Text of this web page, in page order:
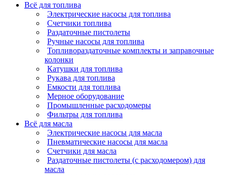
Всё для топлива
Электрические насосы для топлива
Счетчики топлива
Раздаточные пистолеты
Ручные насосы для топлива
Топливораздаточные комплекты и заправочные
колонки
Катушки для топлива
Рукава для топлива
Емкости для топлива
Мерное оборудование
Промышленные расходомеры
Фильтры для топлива
Всё для масла
Электрические насосы для масла
Пневматические насосы для масла
Счетчики для масла
Раздаточные пистолеты (с расходомером) для
масла